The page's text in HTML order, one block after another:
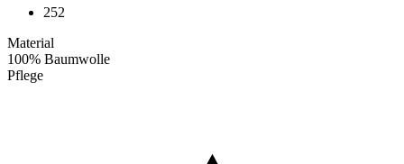
252
Material
100% Baumwolle
Pflege